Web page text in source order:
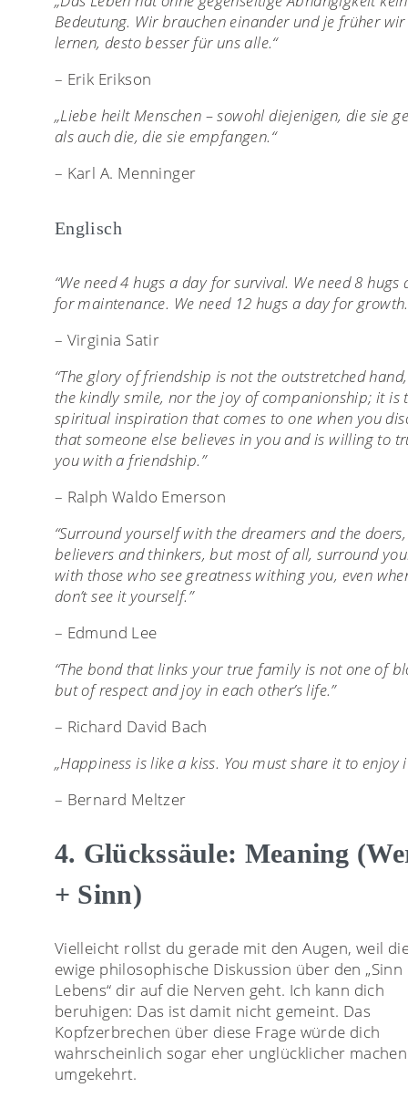
Bedeutung. Wir brauchen einander und je früher
lernen, desto besser für uns alle.“
– Erik Erikson
„Liebe heilt Menschen – sowohl diejenigen, die sie
als auch die, die sie empfangen.“
– Karl A. Menninger
Englisch
“We need 4 hugs a day for survival. We need 8 hugs
for maintenance. We need 12 hugs a day for
– Virginia Satir
“The glory of friendship is not the outstretched
the kindly smile, nor the joy of companionship; it is
spiritual inspiration that comes to one when you
that someone else believes in you and is willing to
you with a friendship.”
– Ralph Waldo Emerson
“Surround yourself with the dreamers and the
believers and thinkers, but most of all, surround
with those who see greatness withing you, even
don’t see it yourself.”
– Edmund Lee
“The bond that links your true family is not one of
but of respect and joy in each other’s life.”
– Richard David Bach
„Happiness is like a kiss. You must share it to enjoy
– Bernard Meltzer
4. Glückssäule: Meaning
+ Sinn)
Vielleicht rollst du gerade mit den Augen, weil
ewige philosophische Diskussion über den „Sinn
Lebens“ dir auf die Nerven geht. Ich kann dich
beruhigen: Das ist damit nicht gemeint. Das
Kopfzerbrechen über diese Frage würde dich
wahrscheinlich sogar eher unglücklicher
umgekehrt.